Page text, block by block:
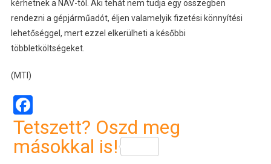
kérhetnek a NAV-tól. Aki tehát nem tudja egy összegben
rendezni a gépjárműadót, éljen valamelyik fizetési könnyítési
lehetőséggel, mert ezzel elkerülheti a későbbi
többletköltségeket.
(MTI)
Facebook
Tetszett? Oszd meg
másokkal is!